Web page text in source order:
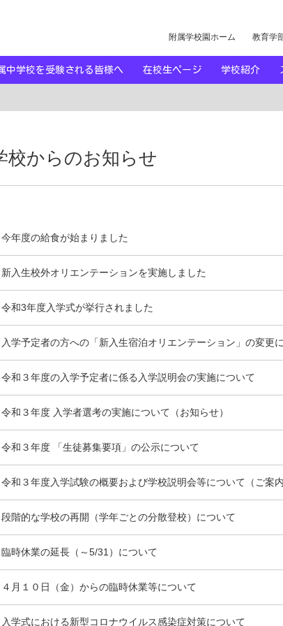
附属学校園ホーム 教育学
中学校を受験される皆様へ 在校生ページ 学校紹介
校からのお知らせ
今年度の給食が始まりました
新入生校外オリエンテーションを実施しました
令和3年度入学式が挙行されました
入学予定者の方への「新入生宿泊オリエンテーション」の変更
令和３年度の入学予定者に係る入学説明会の実施について
令和３年度 入学者選考の実施について（お知らせ）
令和３年度 「生徒募集要項」の公示について
令和３年度入学試験の概要および学校説明会等について（ご案内
段階的な学校の再開（学年ごとの分散登校）について
臨時休業の延長（～5/31）について
４月１０日（金）からの臨時休業等について
入学式における新型コロナウイルス感染症対策について